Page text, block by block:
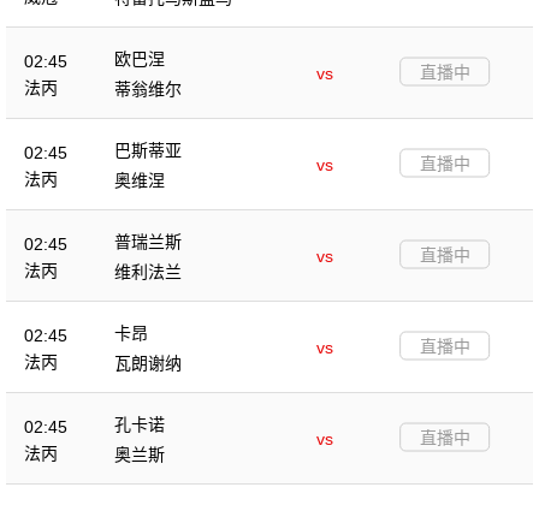
02:45
法丙
欧巴涅
vs
蒂翁维尔
直播中
02:45
法丙
巴斯蒂亚
vs
奥维涅
直播中
02:45
法丙
普瑞兰斯
vs
维利法兰
直播中
02:45
法丙
卡昂
vs
瓦朗谢纳
直播中
02:45
法丙
孔卡诺
vs
奥兰斯
直播中